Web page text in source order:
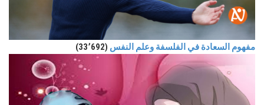
مفهوم السعادة في الفلسفة وعلم النفس (33٬692)